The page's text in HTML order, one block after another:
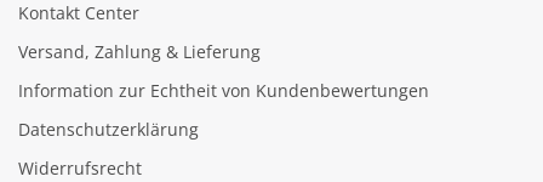
Kontakt Center
Versand, Zahlung & Lieferung
Information zur Echtheit von Kundenbewertungen
Datenschutzerklärung
Widerrufsrecht